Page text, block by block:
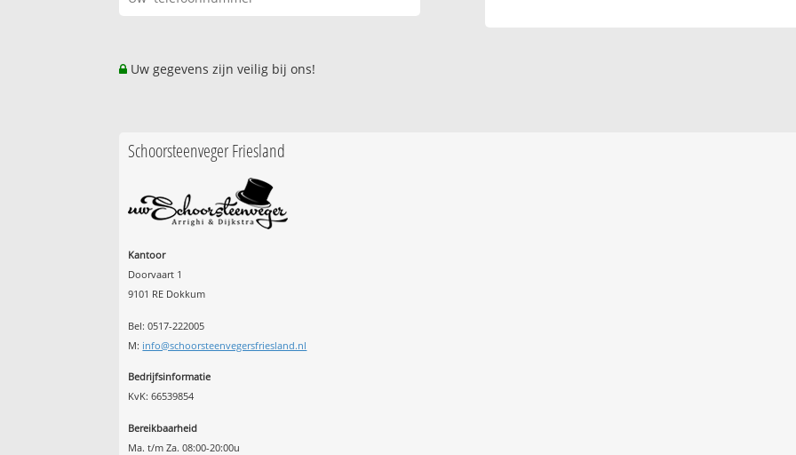
Uw gegevens zijn veilig bij ons!
Schoorsteenveger Friesland
Kantoor
Doorvaart 1
9101 RE Dokkum
Bel: 0517-222005
M: info@schoorsteenvegersfriesland.nl
Bedrijfsinformatie
KvK: 66539854
Bereikbaarheid
Ma. t/m Za. 08:00-20:00u